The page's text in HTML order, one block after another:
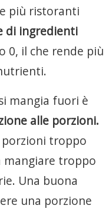
più ristoranti
di ingredienti
0, il che rende più
mangia fuori è
alle porzioni.
troppo
mangiare troppo
Una buona
una porzione